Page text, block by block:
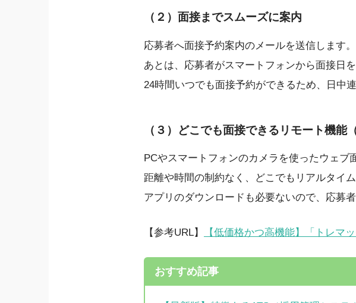
（２）面接までスムーズに案内
応募者へ面接予約案内のメールを送信します。
あとは、応募者がスマートフォンから面接日
24時間いつでも面接予約ができるため、日中
（３）どこでも面接できるリモート機能
PCやスマートフォンのカメラを使ったウェブ
距離や時間の制約なく、どこでもリアルタイ
アプリのダウンロードも必要ないので、応募
【参考URL】 【低価格かつ高機能】「トレマ
おすすめ記事